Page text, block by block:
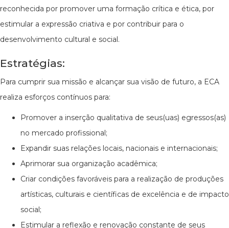
reconhecida por promover uma formação crítica e ética, por
estimular a expressão criativa e por contribuir para o
desenvolvimento cultural e social.
Estratégias:
Para cumprir sua missão e alcançar sua visão de futuro, a ECA
realiza esforços contínuos para:
Promover a inserção qualitativa de seus(uas) egressos(as)
no mercado profissional;
Expandir suas relações locais, nacionais e internacionais;
Aprimorar sua organização acadêmica;
Criar condições favoráveis para a realização de produções
artísticas, culturais e científicas de excelência e de impacto
social;
Estimular a reflexão e renovação constante de seus